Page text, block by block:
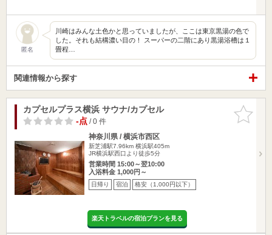
匿名
川崎はみんな土色かと思っていましたが、ここは東京黒湯の色で
した。それも結構濃い目の！ スーパーの二階にあり黒湯浴槽は１
畳程…
関連情報から探す
お気に入
りに追加
カプセルプラス横浜 サウナ/カプセル
-点/ 0 件
神奈川県 / 横浜市西区
新芝浦駅7.96km 横浜駅405m
JR横浜駅西口より徒歩5分
営業時間 15:00～翌10:00
入浴料金 1,000円～
日帰り 宿泊 格安（1,000円以下）
楽天トラベルの宿泊プランを見る